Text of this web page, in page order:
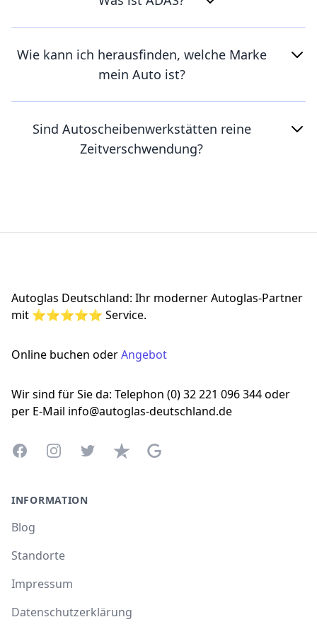
Wie kann ich herausfinden, welche Marke
mein Auto ist?
Sind Autoscheibenwerkstätten reine
Zeitverschwendung?
Autoglas Deutschland: Ihr moderner Autoglas-Partner
mit ⭐⭐⭐⭐⭐ Service.
Online buchen oderAngebot
Wir sind für Sie da: Telephon (0) 32 221 096 344 oder
per E-Mail info@autoglas-deutschland.de
FacebookInstagramTwitterTrustpilotGoogle Business Profile
INFORMATION
Blog
Standorte
Impressum
Datenschutzerklärung